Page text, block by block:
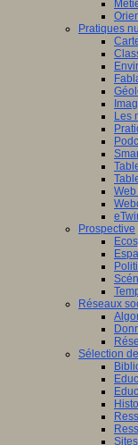
Pratiques
Les
Prospective
Réseaux
Sélection